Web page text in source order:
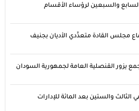
السابع والسبعين لرؤساء الأقسام
مجلس القادة متعدِّدي الأديان بجنيف
يزور القنصلية العامة لجمهورية السودان
الثالث والستين بعد المائة للإدارات